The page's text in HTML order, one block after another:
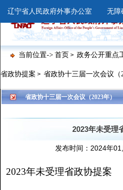
辽宁省人民政府外事办公室 无障
当前位置-> 首页 > 政务公开重点
省政协提案 > 省政协十三届一次会议（
>>>省政协十三届一次会议（2023年）
2023年未受理
发布时间：2024年
2023年未受理省政协提案